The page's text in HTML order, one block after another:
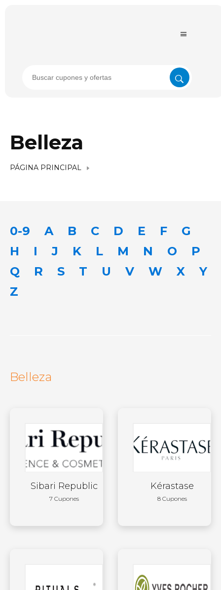
Belleza
PÁGINA PRINCIPAL
0-9 A B C D E F
G
H
I J K L M N O
P
Q
R S T U V W X
Y
Z
Belleza
Sibari Republic
7 Cupones
Kérastase
8 Cupones